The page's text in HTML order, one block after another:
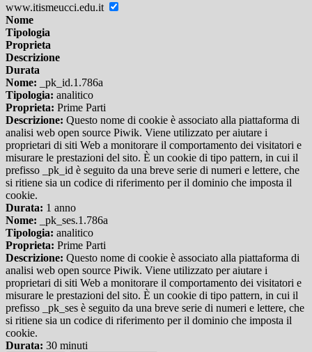
www.itismeucci.edu.it
Nome
Tipologia
Proprieta
Descrizione
Durata
Nome: _pk_id.1.786a
Tipologia: analitico
Proprieta: Prime Parti
Descrizione: Questo nome di cookie è associato alla piattaforma di
analisi web open source Piwik. Viene utilizzato per aiutare i
proprietari di siti Web a monitorare il comportamento dei visitatori e
misurare le prestazioni del sito. È un cookie di tipo pattern, in cui il
prefisso _pk_id è seguito da una breve serie di numeri e lettere, che
si ritiene sia un codice di riferimento per il dominio che imposta il
cookie.
Durata: 1 anno
Nome: _pk_ses.1.786a
Tipologia: analitico
Proprieta: Prime Parti
Descrizione: Questo nome di cookie è associato alla piattaforma di
analisi web open source Piwik. Viene utilizzato per aiutare i
proprietari di siti Web a monitorare il comportamento dei visitatori e
misurare le prestazioni del sito. È un cookie di tipo pattern, in cui il
prefisso _pk_ses è seguito da una breve serie di numeri e lettere, che
si ritiene sia un codice di riferimento per il dominio che imposta il
cookie.
Durata: 30 minuti